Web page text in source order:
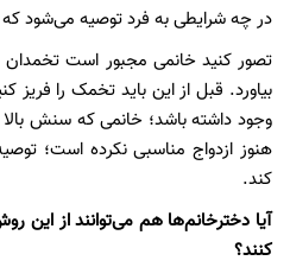
در چه شرایطی به فرد توصیه می‌شود
تصور کنید خانمی مجبور است تخمدان
بیاورد. قبل از این باید تخمک را فریز
وجود داشته باشد؛ خانمی که سنش بالا
هنوز ازدواج مناسبی نکرده است؛
کند.
آیا دخترخانم‌ها هم می‌توانند از این
کنند؟